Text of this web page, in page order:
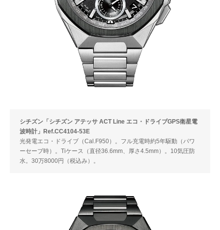
シチズン「シチズン アテッサ ACT Line エコ・ドライブGPS衛星電
波時計」Ref.CC4104-53E
光発電エコ・ドライブ（Cal.F950）。フル充電時約5年駆動（パワ
ーセーブ時）。Tiケース（直径36.6mm、厚さ4.5mm）。10気圧防
水。30万8000円（税込み）。